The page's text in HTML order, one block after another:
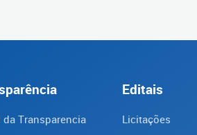
da Transparencia
Editais
Licitações